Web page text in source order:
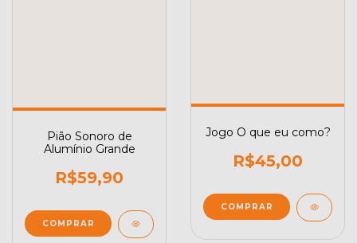
Pião Sonoro de
Alumínio Grande
R$59,90
Jogo O que eu como?
R$45,00